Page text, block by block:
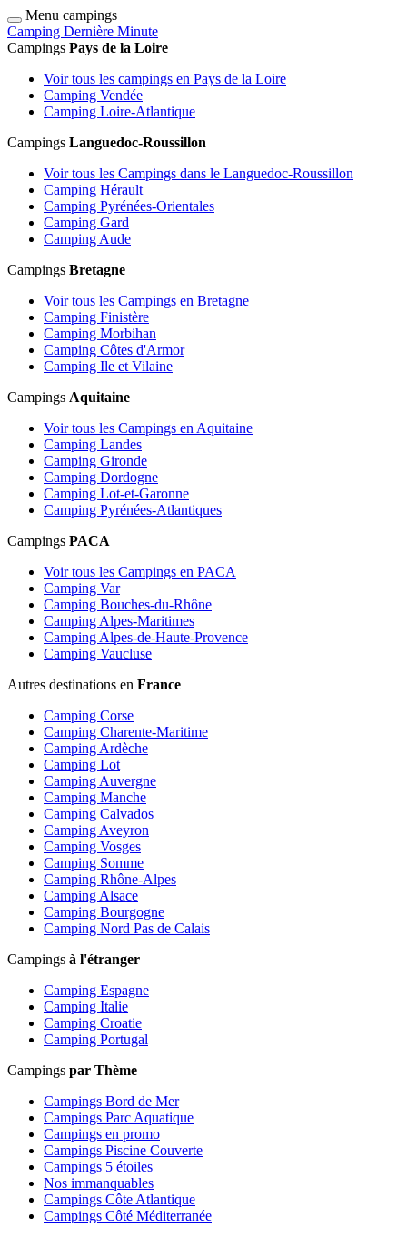
Menu campings
Camping Dernière Minute
Campings Pays de la Loire
Voir tous les campings en Pays de la Loire
Camping Vendée
Camping Loire-Atlantique
Campings Languedoc-Roussillon
Voir tous les Campings dans le Languedoc-Roussillon
Camping Hérault
Camping Pyrénées-Orientales
Camping Gard
Camping Aude
Campings Bretagne
Voir tous les Campings en Bretagne
Camping Finistère
Camping Morbihan
Camping Côtes d'Armor
Camping Ile et Vilaine
Campings Aquitaine
Voir tous les Campings en Aquitaine
Camping Landes
Camping Gironde
Camping Dordogne
Camping Lot-et-Garonne
Camping Pyrénées-Atlantiques
Campings PACA
Voir tous les Campings en PACA
Camping Var
Camping Bouches-du-Rhône
Camping Alpes-Maritimes
Camping Alpes-de-Haute-Provence
Camping Vaucluse
Autres destinations en France
Camping Corse
Camping Charente-Maritime
Camping Ardèche
Camping Lot
Camping Auvergne
Camping Manche
Camping Calvados
Camping Aveyron
Camping Vosges
Camping Somme
Camping Rhône-Alpes
Camping Alsace
Camping Bourgogne
Camping Nord Pas de Calais
Campings à l'étranger
Camping Espagne
Camping Italie
Camping Croatie
Camping Portugal
Campings par Thème
Campings Bord de Mer
Campings Parc Aquatique
Campings en promo
Campings Piscine Couverte
Campings 5 étoiles
Nos immanquables
Campings Côte Atlantique
Campings Côté Méditerranée